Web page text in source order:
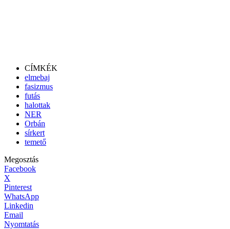
CÍMKÉK
elmebaj
fasizmus
futás
halottak
NER
Orbán
sírkert
temető
Megosztás
Facebook
X
Pinterest
WhatsApp
Linkedin
Email
Nyomtatás